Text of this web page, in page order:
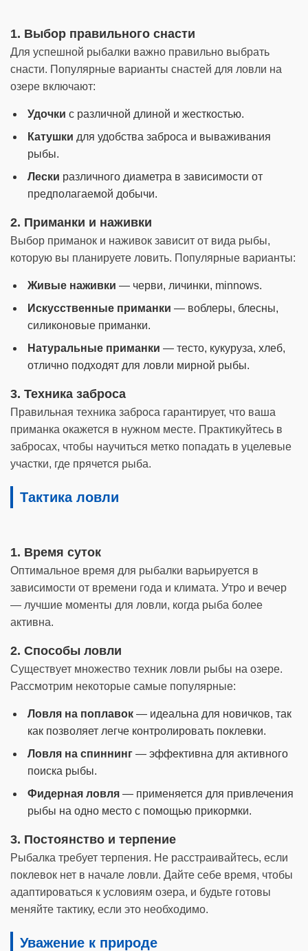
1. Выбор правильного снасти
Для успешной рыбалки важно правильно выбрать
снасти. Популярные варианты снастей для ловли на
озере включают:
Удочки с различной длиной и жесткостью.
Катушки для удобства заброса и вываживания
рыбы.
Лески различного диаметра в зависимости от
предполагаемой добычи.
2. Приманки и наживки
Выбор приманок и наживок зависит от вида рыбы,
которую вы планируете ловить. Популярные варианты:
Живые наживки — черви, личинки, minnows.
Искусственные приманки — воблеры, блесны,
силиконовые приманки.
Натуральные приманки — тесто, кукуруза, хлеб,
отлично подходят для ловли мирной рыбы.
3. Техника заброса
Правильная техника заброса гарантирует, что ваша
приманка окажется в нужном месте. Практикуйтесь в
забросах, чтобы научиться метко попадать в уцелевые
участки, где прячется рыба.
Тактика ловли
1. Время суток
Оптимальное время для рыбалки варьируется в
зависимости от времени года и климата. Утро и вечер
— лучшие моменты для ловли, когда рыба более
активна.
2. Способы ловли
Существует множество техник ловли рыбы на озере.
Рассмотрим некоторые самые популярные:
Ловля на поплавок — идеальна для новичков, так
как позволяет легче контролировать поклевки.
Ловля на спиннинг — эффективна для активного
поиска рыбы.
Фидерная ловля — применяется для привлечения
рыбы на одно место с помощью прикормки.
3. Постоянство и терпение
Рыбалка требует терпения. Не расстраивайтесь, если
поклевок нет в начале ловли. Дайте себе время, чтобы
адаптироваться к условиям озера, и будьте готовы
меняйте тактику, если это необходимо.
Уважение к природе